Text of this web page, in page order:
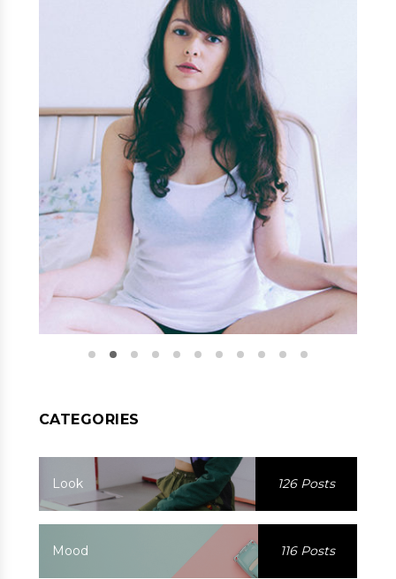
CATEGORIES
Look 126 Posts
Mood 116 Posts